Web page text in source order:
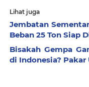
Lihat juga
Jembatan
Beban 25 Ton Siap
Bisakah Gempa
di Indonesia? Pakar